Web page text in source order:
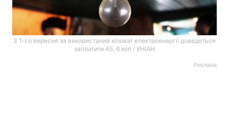
З 1-го вересня за використаний кіловат електроенергії доведеться
заплатити 45, 6 коп / УНІАН
Реклама